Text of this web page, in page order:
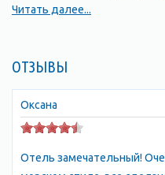
Екатерины II и является
Карта Севастополя
защищённых
Севастопольская бухта
самых удобных бухт в мире.
Читать далее...
ОТЗЫВЫ
Оксана
Отель замечательный!